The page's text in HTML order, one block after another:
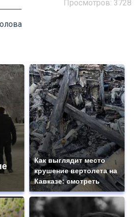
Просмотров: 3728
Как выглядит место
крушение вертолета на
Кавказе: смотреть